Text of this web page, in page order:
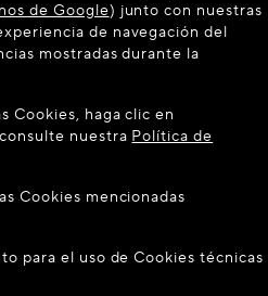
de Google) junto con nuestras
de navegación del
mostradas durante la
Cookies, haga clic en
nuestra Política de
Cookies mencionadas
para el uso de Cookies técnicas